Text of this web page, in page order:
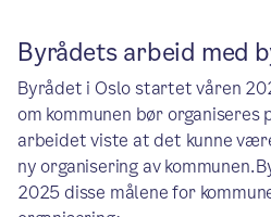
Byrådets arbeid med
Byrådet i Oslo startet våren
om kommunen bør organiseres
arbeidet viste at det kunne
ny organisering av kommunen.
2025 disse målene for